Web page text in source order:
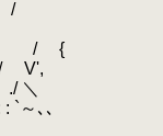
/
/ / {
V',
＼
: `～､、